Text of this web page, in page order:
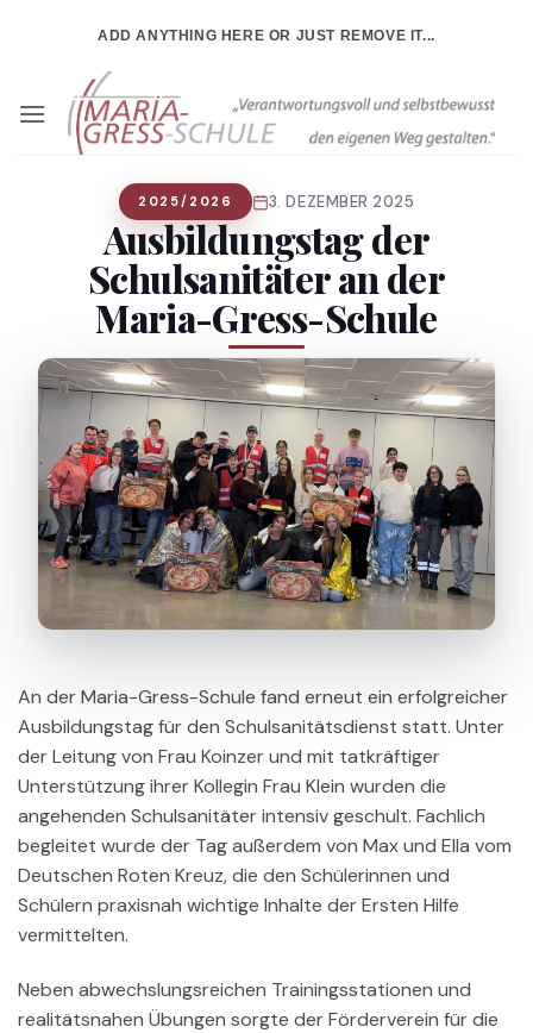
ADD ANYTHING HERE OR JUST REMOVE IT...
2025/2026 3. DEZEMBER 2025
Ausbildungstag der
Schulsanitäter an der
Maria-Gress-Schule
An der Maria-Gress-Schule fand erneut ein erfolgreicher
Ausbildungstag für den Schulsanitätsdienst statt. Unter
der Leitung von Frau Koinzer und mit tatkräftiger
Unterstützung ihrer Kollegin Frau Klein wurden die
angehenden Schulsanitäter intensiv geschult. Fachlich
begleitet wurde der Tag außerdem von Max und Ella vom
Deutschen Roten Kreuz, die den Schülerinnen und
Schülern praxisnah wichtige Inhalte der Ersten Hilfe
vermittelten.
Neben abwechslungsreichen Trainingsstationen und
realitätsnahen Übungen sorgte der Förderverein für die